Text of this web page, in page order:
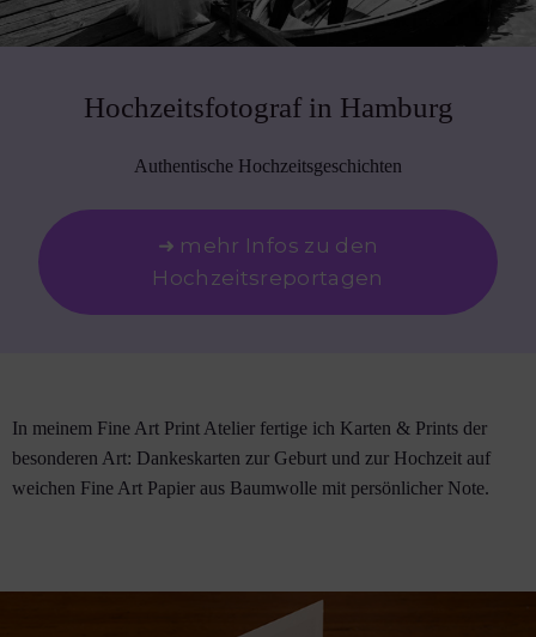
Hochzeitsfotograf in Hamburg
Authentische Hochzeitsgeschichten
➜ mehr Infos zu den
Hochzeitsreportagen
In meinem Fine Art Print Atelier fertige ich Karten & Prints der
besonderen Art: Dankeskarten zur Geburt und zur Hochzeit auf
weichen Fine Art Papier aus Baumwolle mit persönlicher Note.